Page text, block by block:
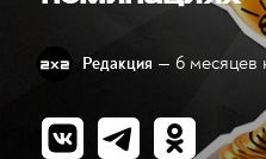
Редакция — 6 месяцев